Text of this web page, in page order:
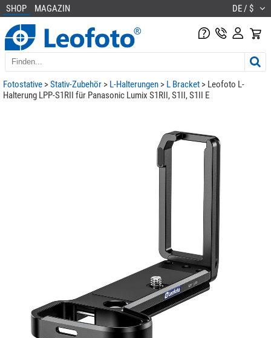
SHOP MAGAZIN DE / $
Fotostative >Stativ-Zubehör > L-Halterungen > L Bracket > Leofoto L-
Halterung LPP-S1RII für Panasonic Lumix S1RII, S1II, S1II E